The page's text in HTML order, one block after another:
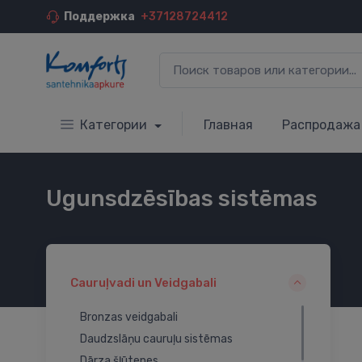
Поддержка +37128724412
Категории Главная Распродажа
Ugunsdzēsības sistēmas
Cauruļvadi un Veidgabali
Bronzas veidgabali
Daudzslāņu cauruļu sistēmas